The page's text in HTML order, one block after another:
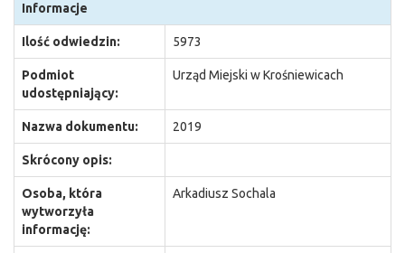
Informacje
Ilość odwiedzin: 5973
Podmiot
udostępniający:
Urząd Miejski w Krośniewicach
Nazwa dokumentu: 2019
Skrócony opis:
Osoba, która
wytworzyła
informację:
Arkadiusz Sochala